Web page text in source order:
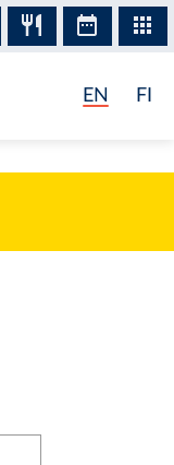
EN FI